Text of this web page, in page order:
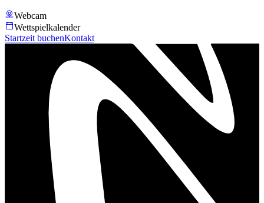
Webcam
Wettspielkalender
Startzeit buchenKontakt